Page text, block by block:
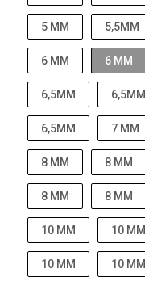
5 MM 5,5MM
6 MM 6 MM
6,5MM 6,5MM
6,5MM 7 MM
8 MM 8 MM
8 MM 8 MM
10 MM 10 MM
10 MM 10 MM